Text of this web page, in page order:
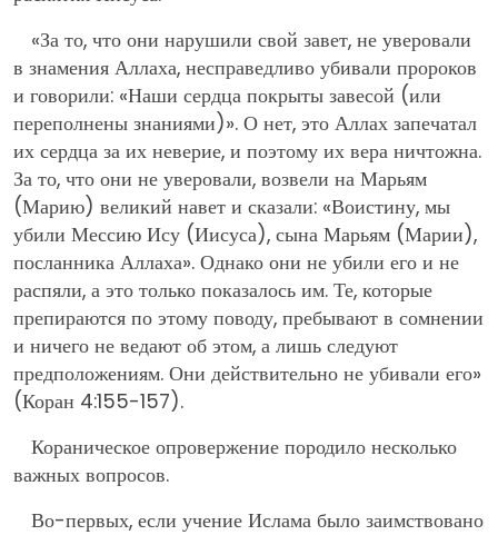
«За то, что они нарушили свой завет, не уверовали
в знамения Аллаха, несправедливо убивали пророков
и говорили: «Наши сердца покрыты завесой (или
переполнены знаниями)». О нет, это Аллах запечатал
их сердца за их неверие, и поэтому их вера ничтожна.
За то, что они не уверовали, возвели на Марьям
(Марию) великий навет и сказали: «Воистину, мы
убили Мессию Ису (Иисуса), сына Марьям (Марии),
посланника Аллаха». Однако они не убили его и не
распяли, а это только показалось им. Те, которые
препираются по этому поводу, пребывают в сомнении
и ничего не ведают об этом, а лишь следуют
предположениям. Они действительно не убивали его»
(Коран 4:155-157).
Кораническое опровержение породило несколько
важных вопросов.
Во-первых, если учение Ислама было заимствовано